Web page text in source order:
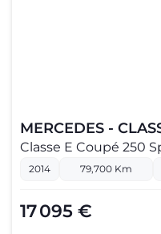
MERCEDES -
Classe E Coupé 250
2014 79,700 Km
17 095 €